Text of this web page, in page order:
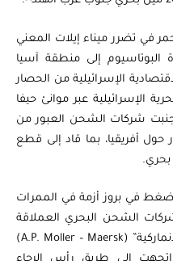
في تضرر ميناء إيلات المعني
البوتاسيوم إلى منطقة آسيا
الإسرائيلية من الحصار
الإسرائيلية عبر موانئ حيفا
شركات الشحن العبور من
حول أفريقيا، بما قاد إلى قطع
في بروز أزمة في الممرات
الشحن البحري العملاقة
مثل شركة ” إيه بي مولر ميرسك الدنماركية” (A.P. Moller – Maersk)